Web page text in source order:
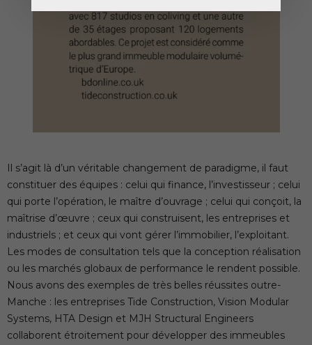
Il s’agit là d’un véritable changement de paradigme, il faut
constituer des équipes : celui qui finance, l’investisseur ; celui
qui porte l’opération, le maître d’ouvrage ; celui qui conçoit, la
maîtrise d’œuvre ; ceux qui construisent, les entreprises et
industriels ; et ceux qui vont gérer l’immobilier, l’exploitant.
Les modes de consultation tels que la conception réalisation
ou les marchés globaux de performance le rendent possible.
Nous avons des exemples de très belles réussites outre-
Manche : les entreprises Tide Construction, Vision Modular
Systems, HTA Design et MJH Structural Engineers
collaborent étroitement pour développer des immeubles